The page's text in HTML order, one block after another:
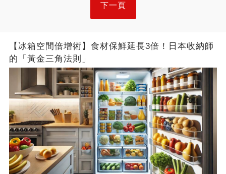
下一頁
【冰箱空間倍增術】食材保鮮延長3倍！日本收納師
的「黃金三角法則」